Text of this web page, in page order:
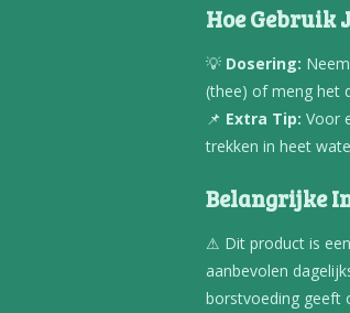
Hoe Gebruik
💡 Dosering: Neem
(thee) of meng het
📌 Extra Tip: Voor
trekken in heet
Belangrijke
⚠ Dit product is een
aanbevolen
borstvoeding geeft